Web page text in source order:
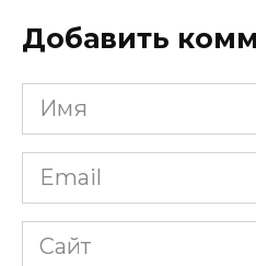
Добавить
Имя
*
Email
*
Сайт